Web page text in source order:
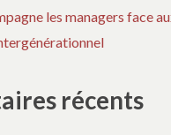
les managers face
récents